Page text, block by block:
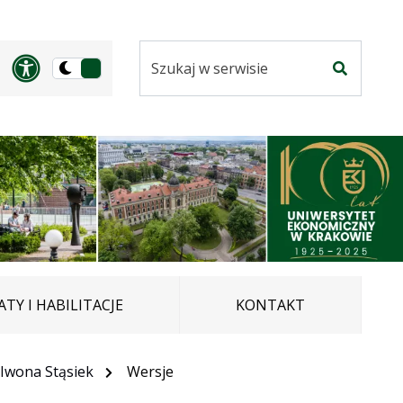
Panel dostosowania
Przełącz
ciemną
serwisie
I HABILITACJE KONTAKT
Iwona Stąsiek Wersje